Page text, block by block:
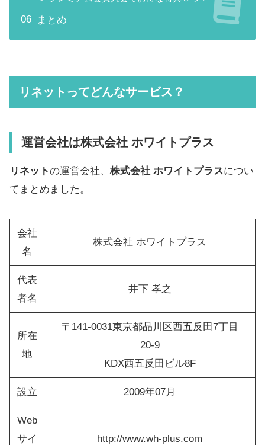
まとめ
リネットってどんなサービス？
運営会社は株式会社 ホワイトプラス
リネットの運営会社、 株式会社 ホワイトプラスについ
てまとめました。
会社
名
株式会社 ホワイトプラス
代表
者名
井下 孝之
所在
地
〒141-0031東京都品川区西五反田7丁目
20-9
KDX西五反田ビル8F
設立 2009年07月
Web
サイ
http://www.wh-plus.com